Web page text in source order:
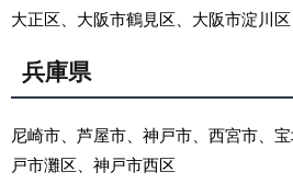
大正区、大阪市鶴見区、大阪市淀川区
兵庫県
尼崎市、芦屋市、神戸市、西宮市、
戸市灘区、神戸市西区